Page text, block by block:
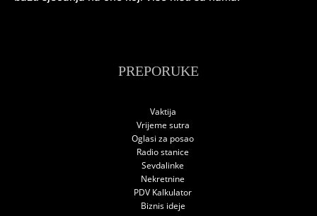
PREPORUKE
Vaktija
Vrijeme sutra
Oglasi za posao
Radio stanice
Sevdalinke
Nekretnine
PDV Kalkulator
Biznis ideje